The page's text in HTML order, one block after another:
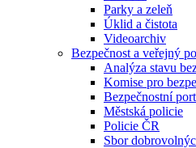
Parky a zeleň
Úklid a čistota
Videoarchiv
Bezpečnost a veřejný
Analýza stavu
Komise pro
Bezpečnostní
Městská policie
Policie ČR
Sbor